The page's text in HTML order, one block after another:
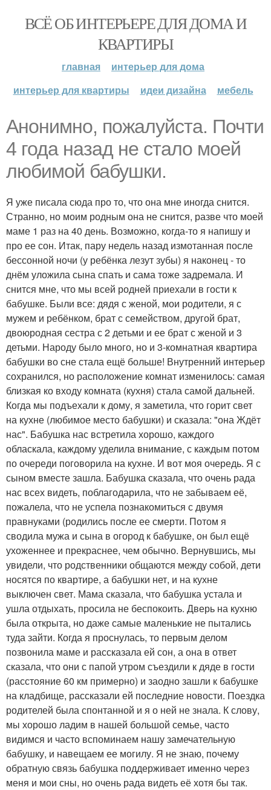
ВСЁ ОБ ИНТЕРЬЕРЕ ДЛЯ ДОМА И
КВАРТИРЫ
главная
интерьер для дома
интерьер для квартиры
идеи дизайна мебель
Анонимно, пожалуйста. Почти
4 года назад не стало моей
любимой бабушки.
Я уже писала сюда про то, что она мне иногда снится.
Странно, но моим родным она не снится, разве что моей
маме 1 раз на 40 день. Возможно, когда-то я напишу и
про ее сон. Итак, пару недель назад измотанная после
бессонной ночи (у ребёнка лезут зубы) я наконец - то
днём уложила сына спать и сама тоже задремала. И
снится мне, что мы всей родней приехали в гости к
бабушке. Были все: дядя с женой, мои родители, я с
мужем и ребёнком, брат с семейством, другой брат,
двоюродная сестра с 2 детьми и ее брат с женой и 3
детьми. Народу было много, но и 3-комнатная квартира
бабушки во сне стала ещё больше! Внутренний интерьер
сохранился, но расположение комнат изменилось: самая
близкая ко входу комната (кухня) стала самой дальней.
Когда мы подъехали к дому, я заметила, что горит свет
на кухне (любимое место бабушки) и сказала: "она Ждёт
нас". Бабушка нас встретила хорошо, каждого
обласкала, каждому уделила внимание, с каждым потом
по очереди поговорила на кухне. И вот моя очередь. Я с
сыном вместе зашла. Бабушка сказала, что очень рада
нас всех видеть, поблагодарила, что не забываем её,
пожалела, что не успела познакомиться с двумя
правнуками (родились после ее смерти. Потом я
сводила мужа и сына в огород к бабушке, он был ещё
ухоженнее и прекраснее, чем обычно. Вернувшись, мы
увидели, что родственники общаются между собой, дети
носятся по квартире, а бабушки нет, и на кухне
выключен свет. Мама сказала, что бабушка устала и
ушла отдыхать, просила не беспокоить. Дверь на кухню
была открыта, но даже самые маленькие не пытались
туда зайти. Когда я проснулась, то первым делом
позвонила маме и рассказала ей сон, а она в ответ
сказала, что они с папой утром съездили к дяде в гости
(расстояние 60 км примерно) и заодно зашли к бабушке
на кладбище, рассказали ей последние новости. Поездка
родителей была спонтанной и я о ней не знала. К слову,
мы хорошо ладим в нашей большой семье, часто
видимся и часто вспоминаем нашу замечательную
бабушку, и навещаем ее могилу. Я не знаю, почему
обратную связь бабушка поддерживает именно через
меня и мои сны, но очень рада видеть её хотя бы так.